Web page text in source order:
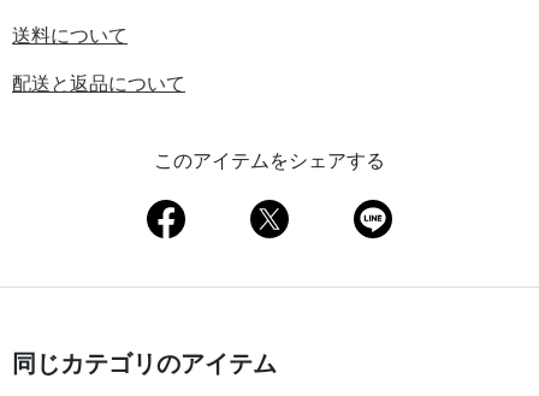
送料について
配送と返品について
このアイテムをシェアする
同じカテゴリのアイテム